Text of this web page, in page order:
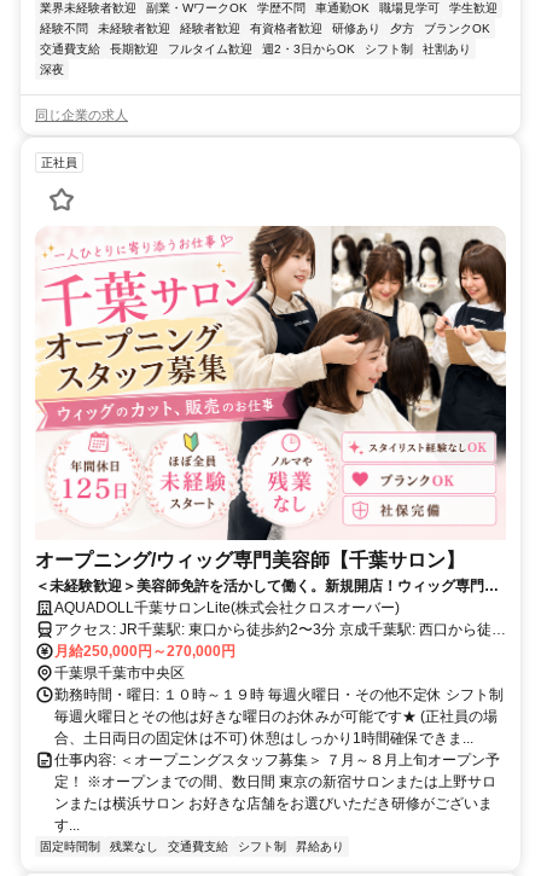
業界未経験者歓迎 副業・WワークOK 学歴不問 車通勤OK 職場見学可
学生歓迎
経験不問
未経験者歓迎 経験者歓迎 有資格者歓迎 研修あり 夕方
ブランクOK
交通費支給
長期歓迎 フルタイム歓迎 週2・3日からOK シフト制
社割あり
深夜
同じ企業の求人
正社員
オープニング/ウィッグ専門美容師【千葉サロン】
＜未経験歓迎＞美容師免許を活かして働く。新規開店！ウィッグ専門サ
ロンでの美容師募集！年間休日125日・残業なし
AQUADOLL千葉サロンLite(株式会社クロスオーバー)
アクセス: JR千葉駅: 東口から徒歩約2〜3分 京成千葉駅: 西口から徒歩
約2〜3分 千葉都市モノレール: 千葉駅から徒歩約4分
月給250,000円～270,000円
千葉県千葉市中央区
勤務時間・曜日: １０時～１９時 毎週火曜日・その他不定休 シフト制
毎週火曜日とその他は好きな曜日のお休みが可能です★ (正社員の場
合、土日両日の固定休は不可) 休憩はしっかり1時間確保できま...
仕事内容: ＜オープニングスタッフ募集＞ ７月～８月上旬オープン予
定！ ※オープンまでの間、数日間 東京の新宿サロンまたは上野サロ
ンまたは横浜サロン お好きな店舗をお選びいただき研修がございま
す...
固定時間制 残業なし 交通費支給 シフト制 昇給あり